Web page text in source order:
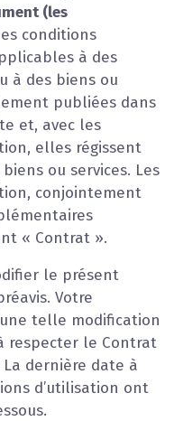
(les
conditions
à des
à des biens ou
publiées dans
et, avec les
elles régissent
ou services. Les
conjointement
« Contrat ».
le présent
Votre
telle modification
respecter le Contrat
dernière date à
d’utilisation ont